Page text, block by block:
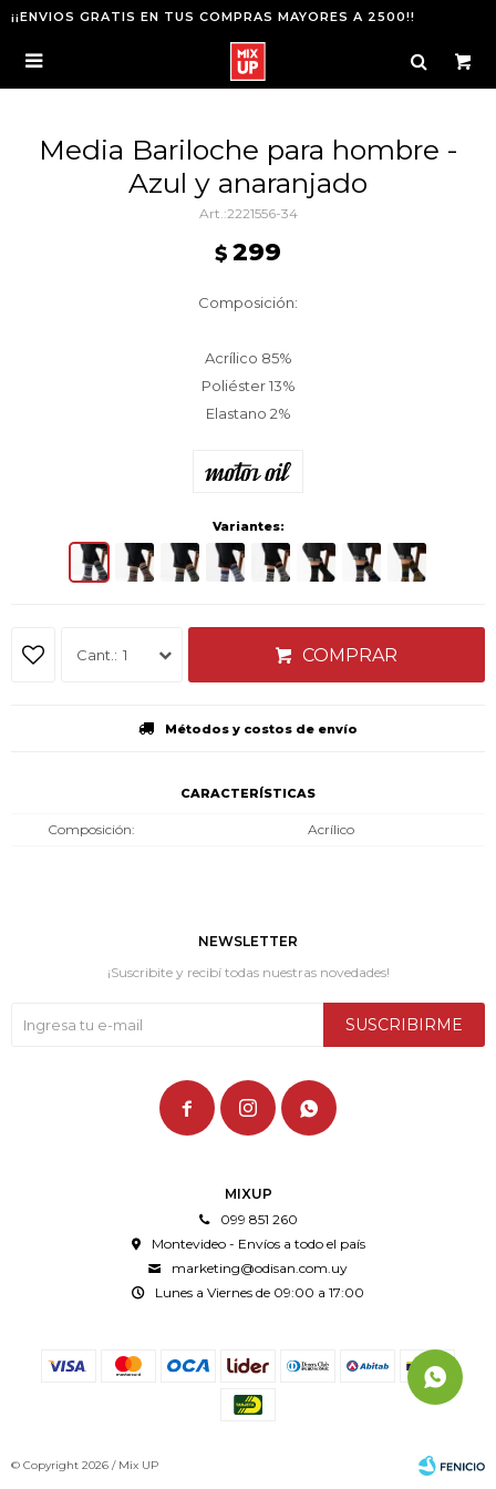
¡¡ENVIOS GRATIS EN TUS COMPRAS MAYORES A 2500!!

Media Bariloche para hombre -
Azul y anaranjado
2221556-34
$ 299
Composición:
Acrílico 85%
Poliéster 13%
Elastano 2%
Variantes:
1 COMPRAR
Métodos y costos de envío
CARACTERÍSTICAS
Composición Acrílico
MIXUP
099 851 260
Montevideo - Envíos a todo el país
marketing@odisan.com.uy
Lunes a Viernes de 09:00 a 17:00
NEWSLETTER
¡Suscribite y recibí todas nuestras novedades!
SUSCRIBIRME
  
© Copyright 2026 / Mix UP